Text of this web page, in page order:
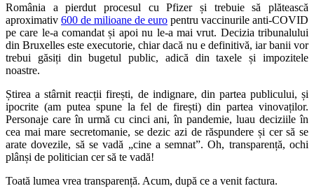
România a pierdut procesul cu Pfizer și trebuie să plătească
aproximativ 600 de milioane de euro pentru vaccinurile anti-COVID
pe care le-a comandat și apoi nu le-a mai vrut. Decizia tribunalului
din Bruxelles este executorie, chiar dacă nu e definitivă, iar banii vor
trebui găsiți din bugetul public, adică din taxele și impozitele
noastre.
Știrea a stârnit reacții firești, de indignare, din partea publicului, și
ipocrite (am putea spune la fel de firești) din partea vinovaților.
Personaje care în urmă cu cinci ani, în pandemie, luau deciziile în
cea mai mare secretomanie, se dezic azi de răspundere și cer să se
arate dovezile, să se vadă „cine a semnat”. Oh, transparență, ochi
plânși de politician cer să te vadă!
Toată lumea vrea transparență. Acum, după ce a venit factura.